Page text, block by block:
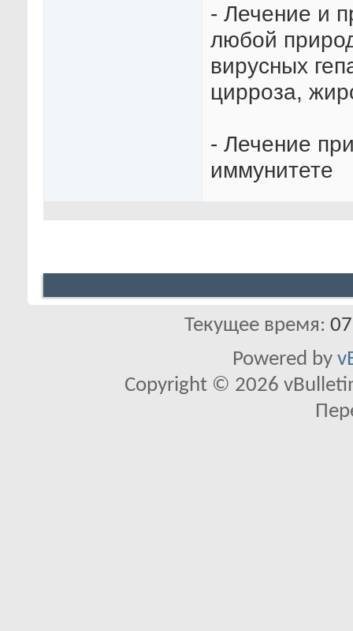
- Лечение и
любой
вирусных
цирроза,
- Лечение
иммунитете
Текущее время:
Powered by
Copyright © 2026